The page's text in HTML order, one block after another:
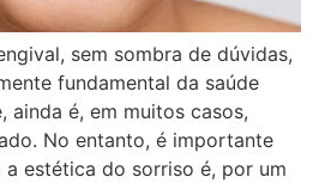
sem sombra de dúvidas,
fundamental da saúde
ainda é, em muitos casos,
No entanto, é importante
a estética do sorriso é, por um